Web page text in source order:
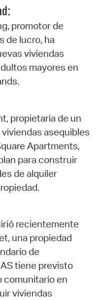
promotor de
de lucro, ha
viviendas
mayores en
propietaria de un
asequibles
Apartments,
para construir
de alquiler
recientemente
una propiedad
de
tiene previsto
comunitario en
viviendas